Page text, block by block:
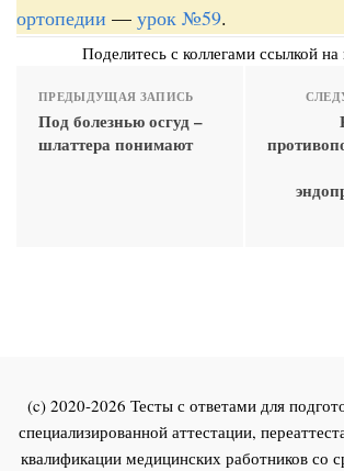
ортопедии — урок №59.
Поделитесь с коллегами ссылкой
ПРЕДЫДУЩАЯ ЗАПИСЬ
Под болезнью осгуд –
шлаттера понимают
(c) 2020-2026 Тесты с ответами для
специализированной аттестации,
квалификации медицинских работников со